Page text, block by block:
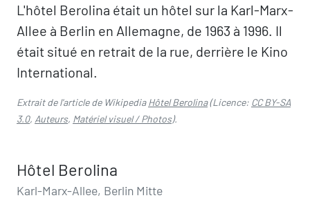
L'hôtel Berolina était un hôtel sur la Karl-Marx-
Allee à Berlin en Allemagne, de 1963 à 1996. Il
était situé en retrait de la rue, derrière le Kino
International.
Extrait de l'article de WikipediaHôtel Berolina(Licence: CC BY-SA
3.0, Auteurs, Matériel visuel / Photos).
Hôtel Berolina
Karl-Marx-Allee, Berlin Mitte